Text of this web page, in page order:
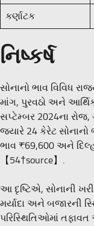
કર્ણાટક
નિષ્કર્ષ
સોનાનો ભાવ વિવિધ
માંગ, પુરવઠો અને
સપ્ટેમ્બર 2024ના રોજ,
જ્યારે 24 કેરેટ સોનાનો
ભાવ ₹69,600 અને
【54†source】.
આ દૃષ્ટિએ, સોનાની
મર્યાદા અને બજારની
પરિસ્થિતિઓમાં તફાવત